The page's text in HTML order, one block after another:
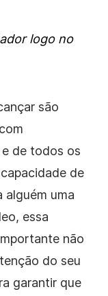
logo no
são
de todos os
de
alguém uma
essa
não
do seu
garantir que